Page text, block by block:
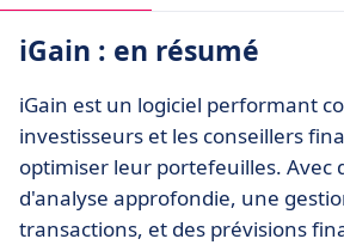
iGain : en résumé
iGain est un logiciel performant
investisseurs et les conseillers
optimiser leur portefeuilles. Avec
d'analyse approfondie, une
transactions, et des prévisions